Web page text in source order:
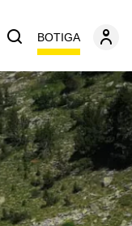
BOTIGA